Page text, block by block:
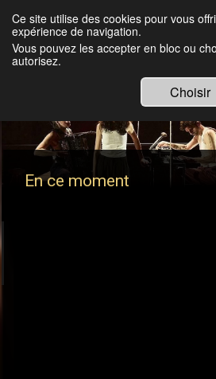
Julien Louisgrand
Eclairagiste, Régisseur
Eos
En ce moment
Ce site utilise des cookies pour vous
expérience de navigation.
Vous pouvez les accepter en bloc ou
autorisez.
Choisir